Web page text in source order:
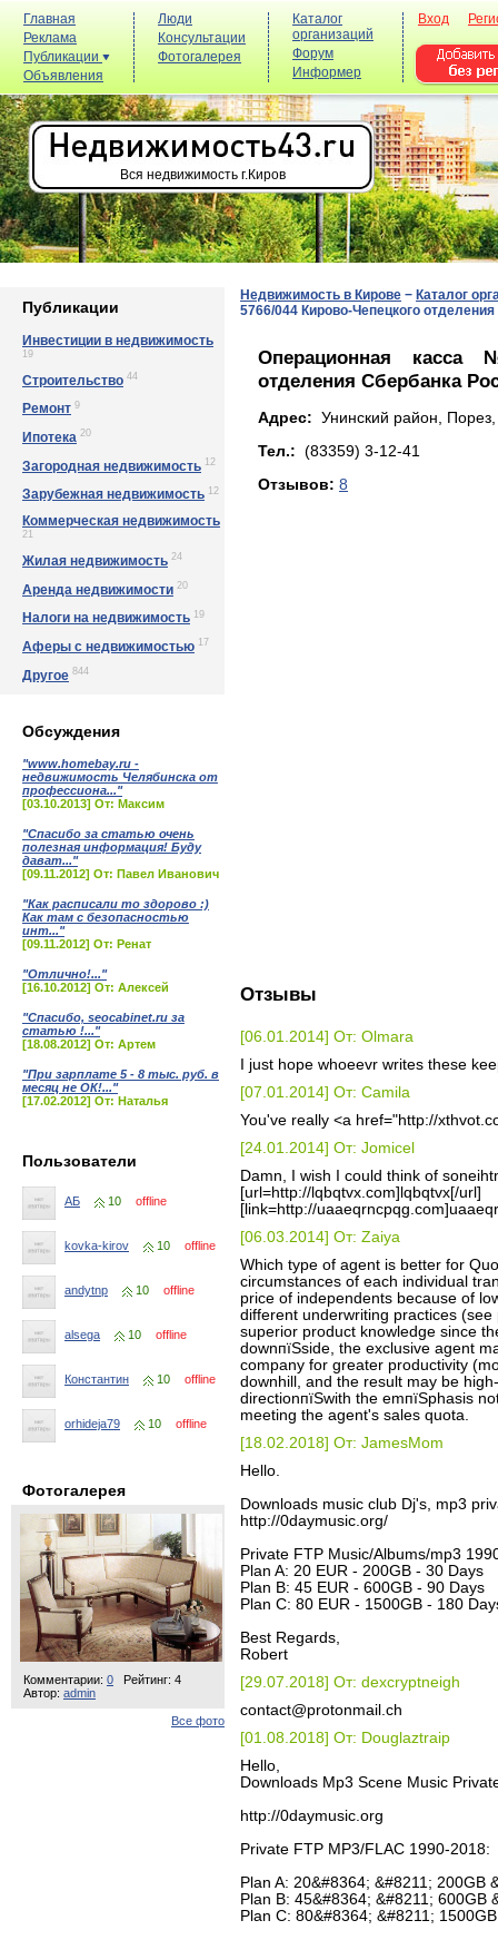
Главная
Реклама
Публикации
Объявления
Люди
Консультации
Фотогалерея
Каталог
организаций
Форум
Информер
Вход
Вся недвижимость г.Киров
Публикации
Инвестиции в недвижимость
19
Строительство 44
Ремонт 9
Ипотека 20
Загородная недвижимость 12
Зарубежная недвижимость 12
Коммерческая недвижимость
21
Жилая недвижимость 24
Аренда недвижимости 20
Налоги на недвижимость 19
Аферы с недвижимостью 17
Другое 844
Обсуждения
"www.homebay.ru -
недвижимость Челябинска от
профессиона..."
[03.10.2013] От: Максим
"Спасибо за статью очень
полезная информация! Буду
дават..."
[09.11.2012] От: Павел Иванович
"Как расписали то здорово :)
Как там с безопасностью
инт..."
[09.11.2012] От: Ренат
"Отлично!..."
[16.10.2012] От: Алексей
"Спасибо, seocabinet.ru за
статью !..."
[18.08.2012] От: Артем
"При зарплате 5 - 8 тыс. руб. в
месяц не ОК!..."
[17.02.2012] От: Наталья
Пользователи
АБ 10 offline
kovka-kirov 10 offline
andytnp 10 offline
alsega 10 offline
Константин 10 offline
orhideja79 10 offline
Фотогалерея
Комментарии: 0
Рейтинг: 4
Автор: admin
Все фото
Недвижимость в Кирове − Каталог
5766/044 Кирово-Чепецкого
Операционная касса
отделения Сбербанка
Адрес: Унинский район,
Тел.: (83359) 3-12-41
Отзывов: 8
Отзывы
[06.01.2014] От: Olmara
I just hope whoeevr writes these
[07.01.2014] От: Camila
You've really <a href="http://
[24.01.2014] От: Jomicel
Damn, I wish I could think of
[url=http://lqbqtvx.com]lqbqtvx[/url]
[link=http://
[06.03.2014] От: Zaiya
Which type of agent is better for
circumstances of each individual
price of independents because of
different underwriting practices
superior product knowledge since
downпїЅside, the exclusive agent
company for greater productivity
downhill, and the result may be
directionпїЅwith the emпїЅphasis
meeting the agent's sales quota.
[18.02.2018] От: JamesMom
Hello.
Downloads music club Dj's, mp3
http://0daymusic.org/
Private FTP Music/Albums/mp3
Plan A: 20 EUR - 200GB - 30 Days
Plan B: 45 EUR - 600GB - 90 Days
Plan C: 80 EUR - 1500GB - 180
Best Regards,
Robert
[29.07.2018] От: dexcryptneigh
contact@protonmail.ch
[01.08.2018] От: Douglaztraip
Hello,
Downloads Mp3 Scene Music
http://0daymusic.org
Private FTP MP3/FLAC 1990-2018:
Plan A: 20&#8364; &#8211; 200GB
Plan B: 45&#8364; &#8211; 600GB
Plan C: 80&#8364; &#8211;